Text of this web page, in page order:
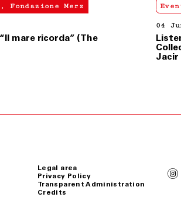
Events Torino, Fondazione
Listening session and
Collective, OTO Sound Museum,
Legal area
Privacy Policy
Transparent Administration
Credits